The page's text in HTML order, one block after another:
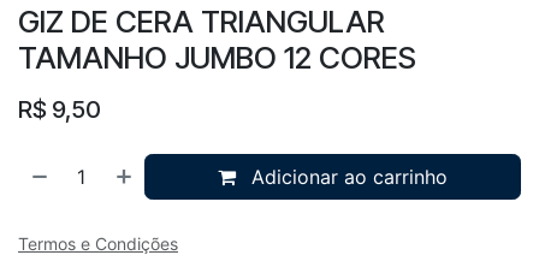
GIZ DE CERA TRIANGULAR
TAMANHO JUMBO 12 CORES
R$ 9,50
Adicionar ao carrinho
Termos e Condições